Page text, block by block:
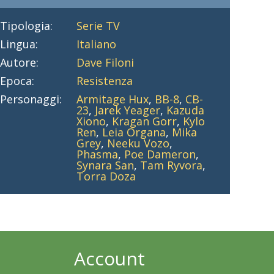
Tipologia:
Serie TV
Lingua:
Italiano
Autore:
Dave Filoni
Epoca:
Resistenza
Personaggi:
Armitage Hux, BB-8, CB-
23, Jarek Yeager, Kazuda
Xiono, Kragan Gorr, Kylo
Ren, Leia Organa, Mika
Grey, Neeku Vozo,
Phasma, Poe Dameron,
Synara San, Tam Ryvora,
Torra Doza
Account